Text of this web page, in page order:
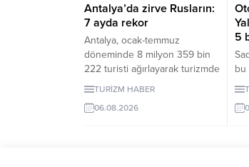
Antalya’da zirve Rusların:
7 ayda rekor
Antalya, ocak-temmuz
döneminde 8 milyon 359 bin
222 turisti ağırlayarak turizmde
hareketli bir dönemi geride
ziyaretçiyle listenin ilk
TURİZM HABER
06.08.2026
5
bu